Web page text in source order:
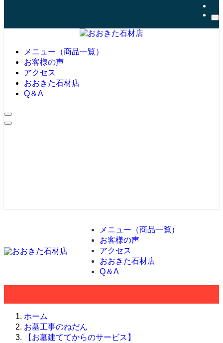
メニュー（商品一覧）
お客様の声
アクセス
おおきた石材店
Q＆A
メニュー（商品一覧）
お客様の声
アクセス
おおきた石材店
Q＆A
ホーム
お墓工事のねだん
【お墓建ててからのサービス】